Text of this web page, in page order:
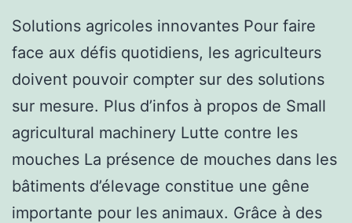
Solutions agricoles innovantes Pour faire
face aux défis quotidiens, les agriculteurs
doivent pouvoir compter sur des solutions
sur mesure. Plus d’infos à propos de Small
agricultural machinery Lutte contre les
mouches La présence de mouches dans les
bâtiments d’élevage constitue une gêne
importante pour les animaux. Grâce à des